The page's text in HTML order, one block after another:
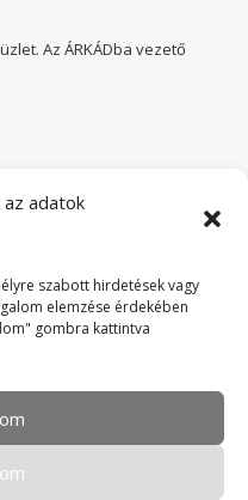
adatok
szabott hirdetések vagy
elemzése érdekében
gombra kattintva
Az ÁRKÁDba vezető